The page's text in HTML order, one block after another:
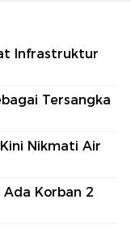
Infrastruktur
Tersangka
Nikmati Air
Korban 2